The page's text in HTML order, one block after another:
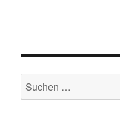
Suchen
nach: